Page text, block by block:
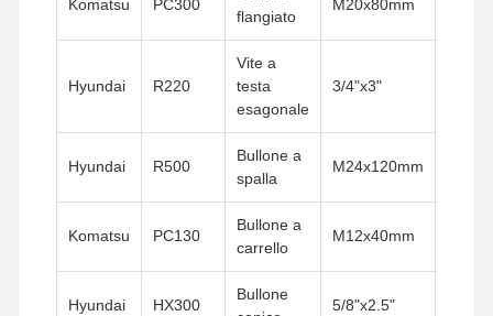
Komatsu PC300
flangiato
M20x80mm
Hyundai R220
Vite a
testa
esagonale
3/4"x3"
Hyundai R500
Bullone a
spalla
M24x120mm
Komatsu PC130
Bullone a
carrello
M12x40mm
Hyundai HX300
Bullone
5/8"x2.5"